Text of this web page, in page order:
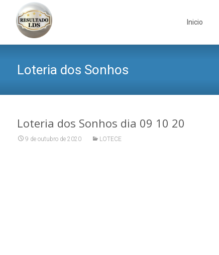
Inicio
Loteria dos Sonhos
Loteria dos Sonhos dia 09 10 20
9 de outubro de 2020 LOTECE